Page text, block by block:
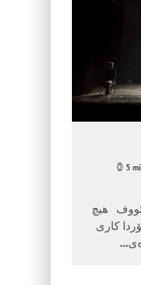
5
هیچ
کاری
...